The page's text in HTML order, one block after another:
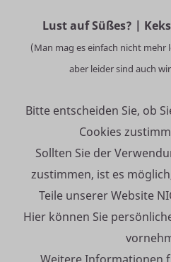
SCHWERPUNKTE:
Wohngebäudeversicherung
Rechtsschutzversicherung
Autoversicherung
Autoversicherung bei
Autoversicherung für
KFZ-Versicherung
Wohnmobilversicherung
Lust auf Süßes? |
(Man mag es einfach nicht mehr
aber leider sind auch
Bitte entscheiden Sie, ob
Cookies
Sollten Sie der
zustimmen, ist es
Teile unserer Website
Hier können Sie